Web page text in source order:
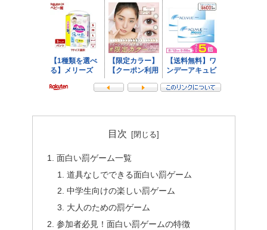
目次
面白い罰ゲーム一覧
道具なしでできる面白い罰ゲーム
中学生向けの楽しい罰ゲーム
大人のための罰ゲーム
参加者必見！面白い罰ゲームの特徴